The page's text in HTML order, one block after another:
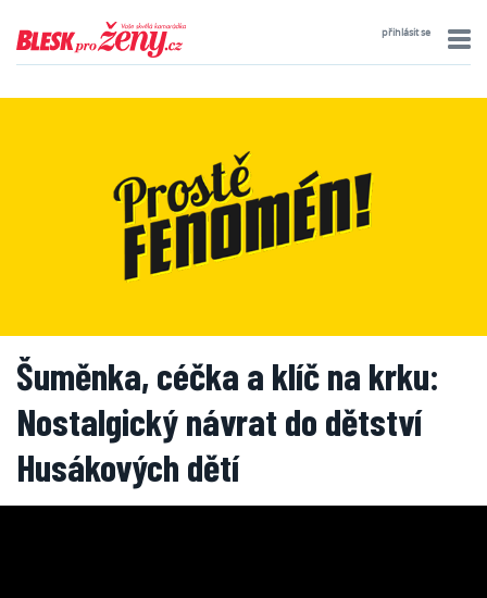
přihlásit se
Šuměnka, céčka a klíč na krku:
Nostalgický návrat do dětství
Husákových dětí